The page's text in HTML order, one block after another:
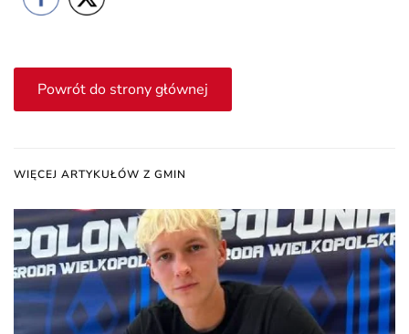
Powrót do strony głównej
WIĘCEJ ARTYKUŁÓW Z GMIN